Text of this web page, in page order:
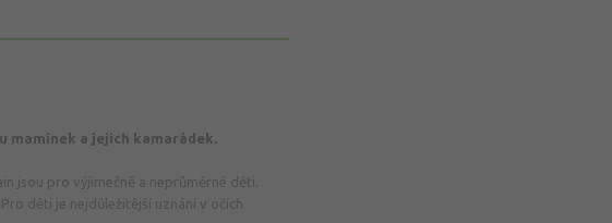
maminek a jejich kamarádek.
jsou pro výjimečně a neprůměrné děti.
děti je nejdůležitější uznání v očích